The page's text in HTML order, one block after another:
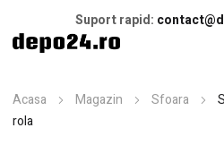
Suport rapid:
Acasa Magazin Sfoara
rola